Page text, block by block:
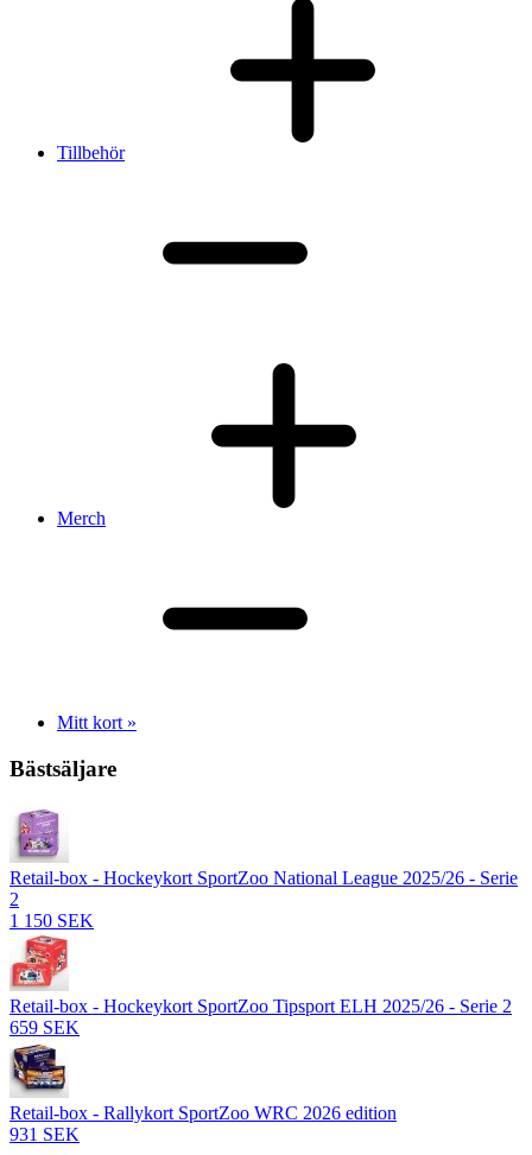
Tillbehör
Merch
Mitt kort »
Bästsäljare
Retail-box - Hockeykort SportZoo National League 2025/26 - Serie
2
1 150 SEK
Retail-box - Hockeykort SportZoo Tipsport ELH 2025/26 - Serie 2
659 SEK
Retail-box - Rallykort SportZoo WRC 2026 edition
931 SEK